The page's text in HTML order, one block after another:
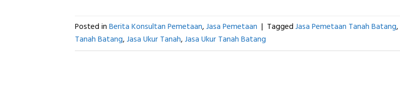
Posted in Berita Konsultan Pemetaan, Jasa Pemetaan | Tagged Jasa Pemetaan Tanah Batang,
Tanah Batang, Jasa Ukur Tanah, Jasa Ukur Tanah Batang